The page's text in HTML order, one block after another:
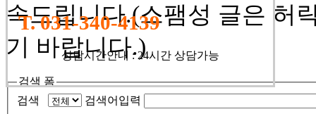
T. 031-340-4139
상담시간안내 : 24시간 상담가능
속드립니다.(스팸성 글은 허
기 바랍니다.)
검색 폼
검색
검색어입력